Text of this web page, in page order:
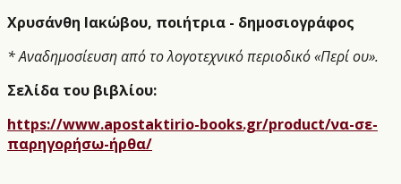
Χρυσάνθη Ιακώβου, ποιήτρια - δημοσιογράφος
* Αναδημοσίευση από το λογοτεχνικό περιοδικό «Περί ου».
Σελίδα του βιβλίου:
https://www.apostaktirio-books.gr/product/να-σε-
παρηγορήσω-ήρθα/